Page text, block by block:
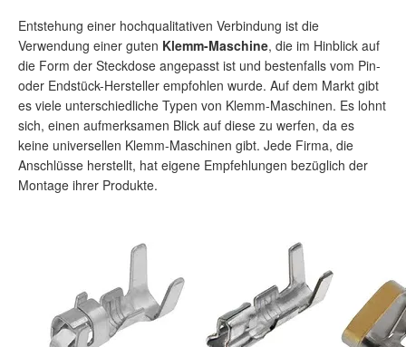
Entstehung einer hochqualitativen Verbindung ist die
Verwendung einer guten Klemm-Maschine, die im Hinblick auf
die Form der Steckdose angepasst ist und bestenfalls vom Pin-
oder Endstück-Hersteller empfohlen wurde. Auf dem Markt gibt
es viele unterschiedliche Typen von Klemm-Maschinen. Es lohnt
sich, einen aufmerksamen Blick auf diese zu werfen, da es
keine universellen Klemm-Maschinen gibt. Jede Firma, die
Anschlüsse herstellt, hat eigene Empfehlungen bezüglich der
Montage ihrer Produkte.